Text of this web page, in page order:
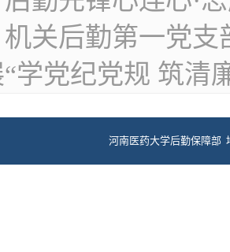
机关后勤第一党支
学党纪党规 筑清
河南医药大学后勤保障部